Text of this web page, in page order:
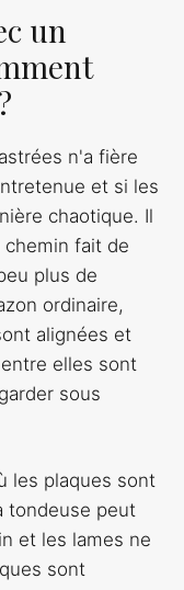
un
n'a fière
et si les
chaotique. Il
fait de
plus de
ordinaire,
alignées et
elles sont
sous
les plaques sont
tondeuse peut
et les lames ne
sont